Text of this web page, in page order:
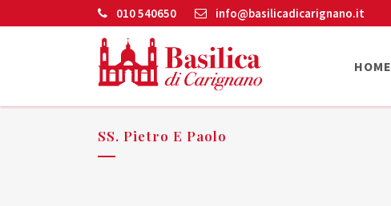
010 540650 info@basilicadicarignano.it
HOME
SS. Pietro E Paolo